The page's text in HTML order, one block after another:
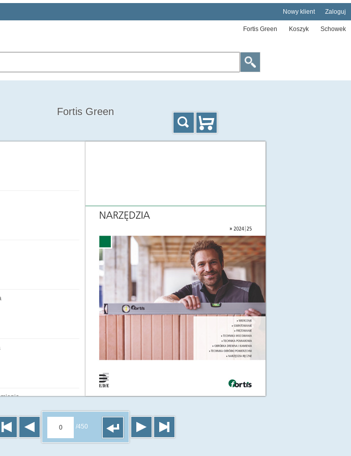
Nowy klient Zaloguj
Fortis Green Koszyk Schowek
/450
Fortis Green